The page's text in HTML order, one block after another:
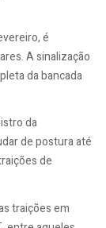
é
A sinalização
da bancada
da
de postura até
de
traições em